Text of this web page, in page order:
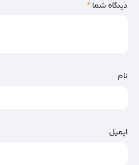
دیدگاه شما*
نام
ایمیل